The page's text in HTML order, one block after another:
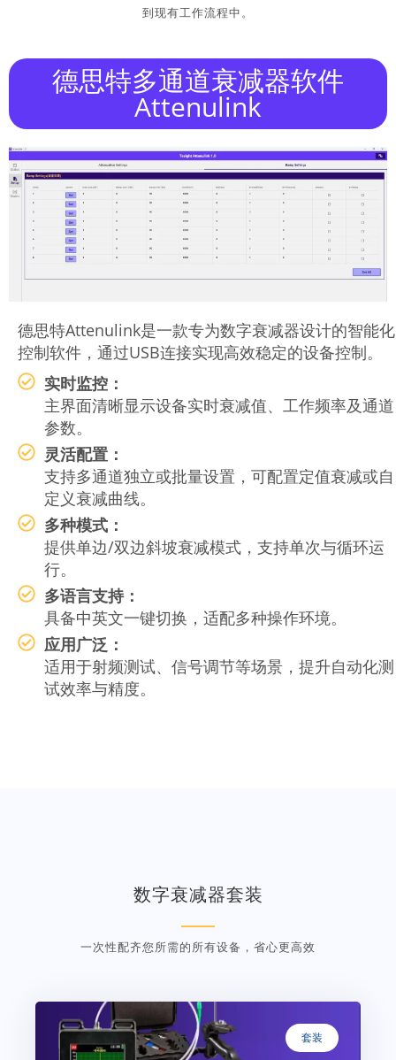
到现有工作流程中。
德思特多通道衰减器软件
Attenulink
德思特Attenulink是一款专为数字衰减器设计的智能化
控制软件，通过USB连接实现高效稳定的设备控制。
实时监控：
主界面清晰显示设备实时衰减值、工作频率及通道
参数。
灵活配置：
支持多通道独立或批量设置，可配置定值衰减或自
定义衰减曲线。
多种模式：
提供单边/双边斜坡衰减模式，支持单次与循环运
行。
多语言支持：
具备中英文一键切换，适配多种操作环境。
应用广泛：
适用于射频测试、信号调节等场景，提升自动化测
试效率与精度。
数字衰减器套装
一次性配齐您所需的所有设备，省心更高效
套装